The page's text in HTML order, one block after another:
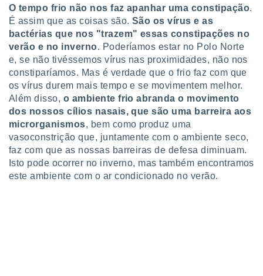
através
estudos
e
de
O tempo frio não nos faz apanhar uma constipação.
É assim que as coisas são. São os vírus e as
bactérias que nos "trazem" essas constipações no
verão e no inverno. Poderíamos estar no Polo Norte
e, se não tivéssemos vírus nas proximidades, não nos
constiparíamos. Mas é verdade que o frio faz com que
os vírus durem mais tempo e se movimentem melhor.
Além disso, o ambiente frio abranda o movimento
dos nossos cílios nasais, que são uma barreira aos
microrganismos, bem como produz uma
vasoconstrição que, juntamente com o ambiente seco,
faz com que as nossas barreiras de defesa diminuam.
Isto pode ocorrer no inverno, mas também encontramos
este ambiente com o ar condicionado no verão.